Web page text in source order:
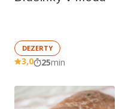
DEZERTY
3,0 25min